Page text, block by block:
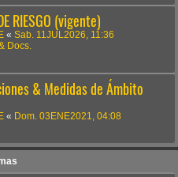
RIESGO (vigente)
« Sab. 11JUL2026, 11:36
Docs.
& Medidas de Ámbito
« Dom. 03ENE2021, 04:08